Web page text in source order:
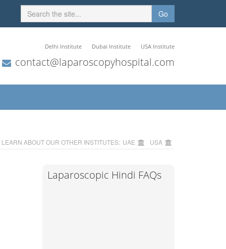
Go
Delhi Institute Dubai Institute USA Institute
contact@laparoscopyhospital.com
LEARN ABOUT OUR OTHER INSTITUTES: UAE USA
Laparoscopic Hindi FAQs